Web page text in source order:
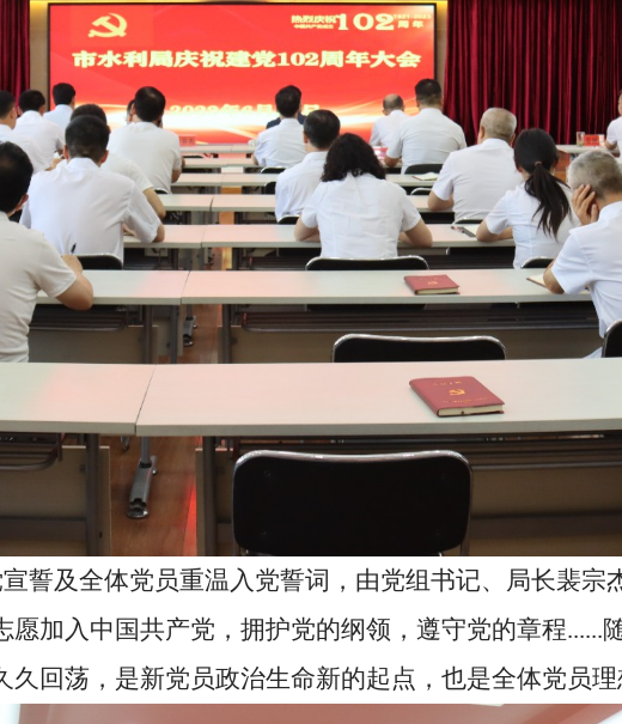
及全体党员重温入党誓词，由党组书记、局长裴宗
愿加入中国共产党，拥护党的纲领，遵守党的章程......
回荡，是新党员政治生命新的起点，也是全体党员理